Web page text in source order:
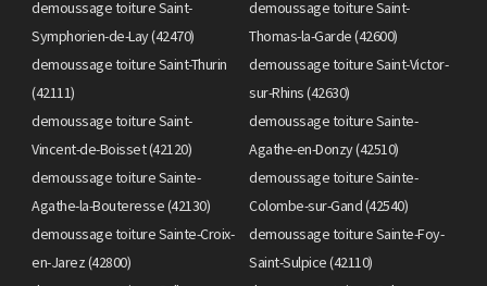
demoussage toiture Saint-
Symphorien-de-Lay (42470)
demoussage toiture Saint-
Thomas-la-Garde (42600)
demoussage toiture Saint-Thurin
(42111)
demoussage toiture Saint-Victor-
sur-Rhins (42630)
demoussage toiture Saint-
Vincent-de-Boisset (42120)
demoussage toiture Sainte-
Agathe-en-Donzy (42510)
demoussage toiture Sainte-
Agathe-la-Bouteresse (42130)
demoussage toiture Sainte-
Colombe-sur-Gand (42540)
demoussage toiture Sainte-Croix-
en-Jarez (42800)
demoussage toiture Sainte-Foy-
Saint-Sulpice (42110)